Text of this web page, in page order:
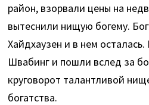
район, взорвали цены на
вытеснили нищую богему.
Хайдхаузен и в нем
Швабинг и пошли вслед за
круговорот талантливой
богатства.